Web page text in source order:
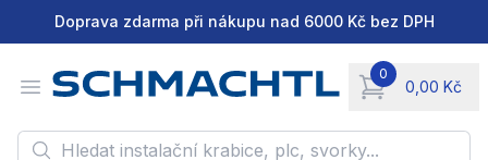
Doprava zdarma při nákupu nad 6000 Kč bez DPH
Open menu
0
0,00 Kč
items in cart,
Hledat instalační krabice, plc, svorky...